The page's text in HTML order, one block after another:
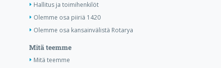
Hallitus ja toimihenkilöt
Olemme osa piiriä 1420
Olemme osa kansainvälistä Rotarya
Mitä teemme
Mitä teemme